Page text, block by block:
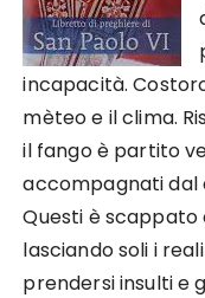
incapacità.
mèteo e il clima.
il fango è partito
accompagnati dal
Questi è
lasciando soli i
prendersi insulti e